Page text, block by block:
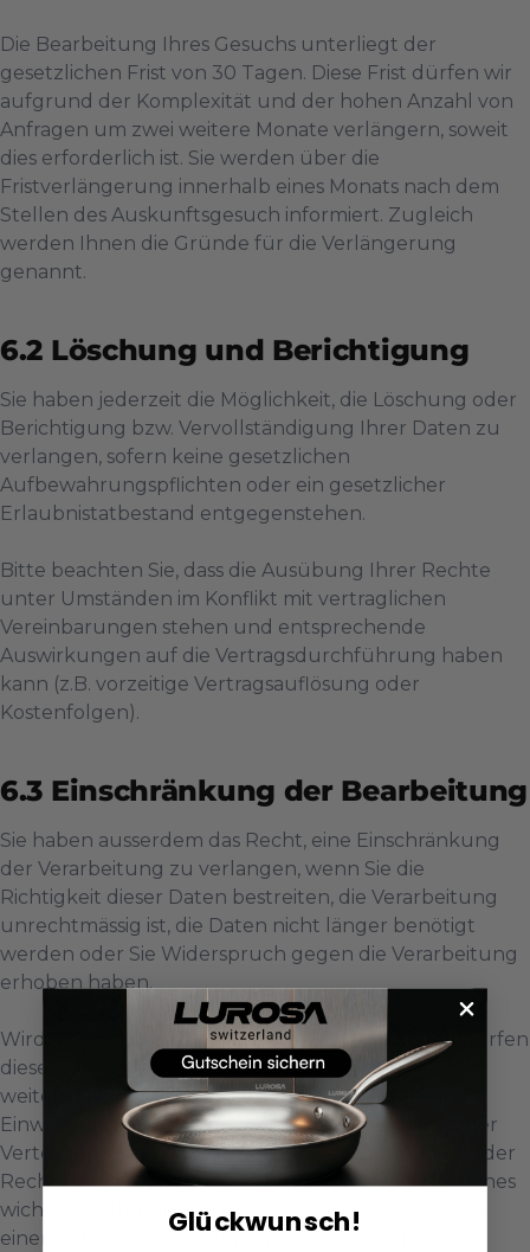
Die Bearbeitung Ihres Gesuchs unterliegt der
gesetzlichen Frist von 30 Tagen. Diese Frist dürfen wir
aufgrund der Komplexität und der hohen Anzahl von
Anfragen um zwei weitere Monate verlängern, soweit
dies erforderlich ist. Sie werden über die
Fristverlängerung innerhalb eines Monats nach dem
Stellen des Auskunftsgesuch informiert. Zugleich
werden Ihnen die Gründe für die Verlängerung
genannt.
Löschung und Berichtigung
Sie haben jederzeit die Möglichkeit, die Löschung oder
Berichtigung bzw. Vervollständigung Ihrer Daten zu
verlangen, sofern keine gesetzlichen
Aufbewahrungspflichten oder ein gesetzlicher
Erlaubnistatbestand entgegenstehen.
Bitte beachten Sie, dass die Ausübung Ihrer Rechte
unter Umständen im Konflikt mit vertraglichen
Vereinbarungen stehen und entsprechende
Auswirkungen auf die Vertragsdurchführung haben
kann (z.B. vorzeitige Vertragsauflösung oder
Kostenfolgen).
Einschränkung der Bearbeitung
Sie haben ausserdem das Recht, eine Einschränkung
der Verarbeitung zu verlangen, wenn Sie die
Richtigkeit dieser Daten bestreiten, die Verarbeitung
unrechtmässig ist, die Daten nicht länger benötigt
werden oder Sie Widerspruch gegen die Verarbeitung
erhoben haben.
Wird die Verarbeitung der Daten eingeschränkt, dürfen
diese nur noch gespeichert werden. Eine
weitergehende Verarbeitung darf nur mit Ihrer
Einwilligung, zur Geltendmachung, Ausübung oder
Verteidigung von Rechtsansprüchen, zum Schutz der
Rechte einer anderen Person oder aus Gründen eines
wichtigen öffentlichen Interesses erfolgen. Im Falle
einer Aufhebung der Einschränkung werden Sie
Glückwunsch!